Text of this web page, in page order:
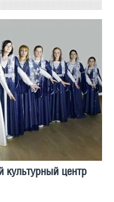
культурный центр